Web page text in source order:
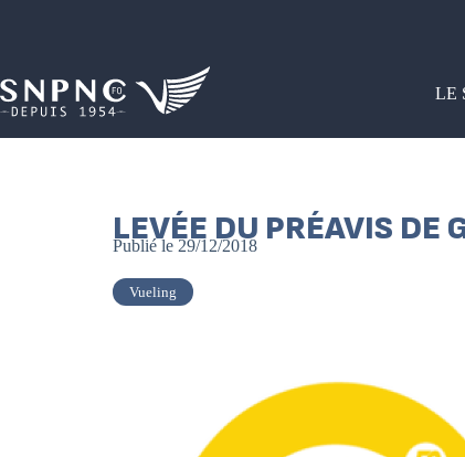
LE
LEVÉE DU PRÉAVIS DE
Publié le 29/12/2018
Vueling